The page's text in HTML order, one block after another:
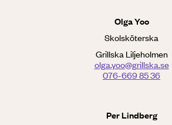
Olga Yoo
Skolsköterska
Grillska Liljeholmen
olga.yoo@grillska.se
076-669 85 36
Per Lindberg